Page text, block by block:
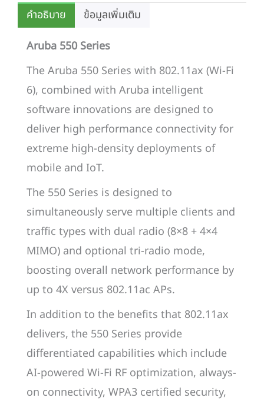
คำอธิบาย
ข้อมูลเพิ่มเติม
Aruba 550 Series
The Aruba 550 Series with 802.11ax (Wi-Fi
6), combined with Aruba intelligent
software innovations are designed to
deliver high performance connectivity for
extreme high-density deployments of
mobile and IoT.
The 550 Series is designed to
simultaneously serve multiple clients and
traffic types with dual radio (8×8 + 4×4
MIMO) and optional tri-radio mode,
boosting overall network performance by
up to 4X versus 802.11ac APs.
In addition to the benefits that 802.11ax
delivers, the 550 Series provide
differentiated capabilities which include
AI-powered Wi-Fi RF optimization, always-
on connectivity, WPA3 certified security,